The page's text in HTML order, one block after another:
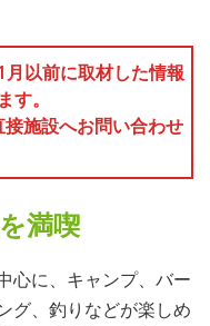
以前に取材した情報
す。
施設へお問い合わせ
満喫
心に、キャンプ、バー
グ、釣りなどが楽しめ